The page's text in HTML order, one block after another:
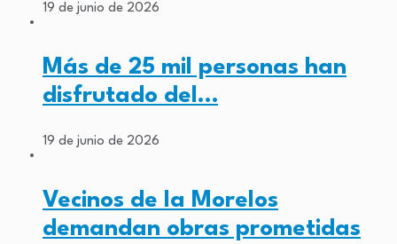
19 de junio de 2026
Más de 25 mil personas han
disfrutado del…
19 de junio de 2026
Vecinos de la Morelos
demandan obras prometidas